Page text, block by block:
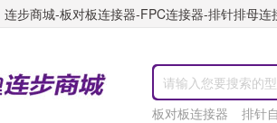
连步商城-板对板连接器-FPC连接器-排针排母
板对板连接器 排针